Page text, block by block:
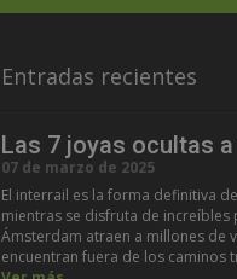
Entradas recientes
Las 7 joyas ocultas
07 de marzo de 2025
El interrail es la forma definitiva
mientras se disfruta de increíbles
Ámsterdam atraen a millones de
encuentran fuera de los caminos